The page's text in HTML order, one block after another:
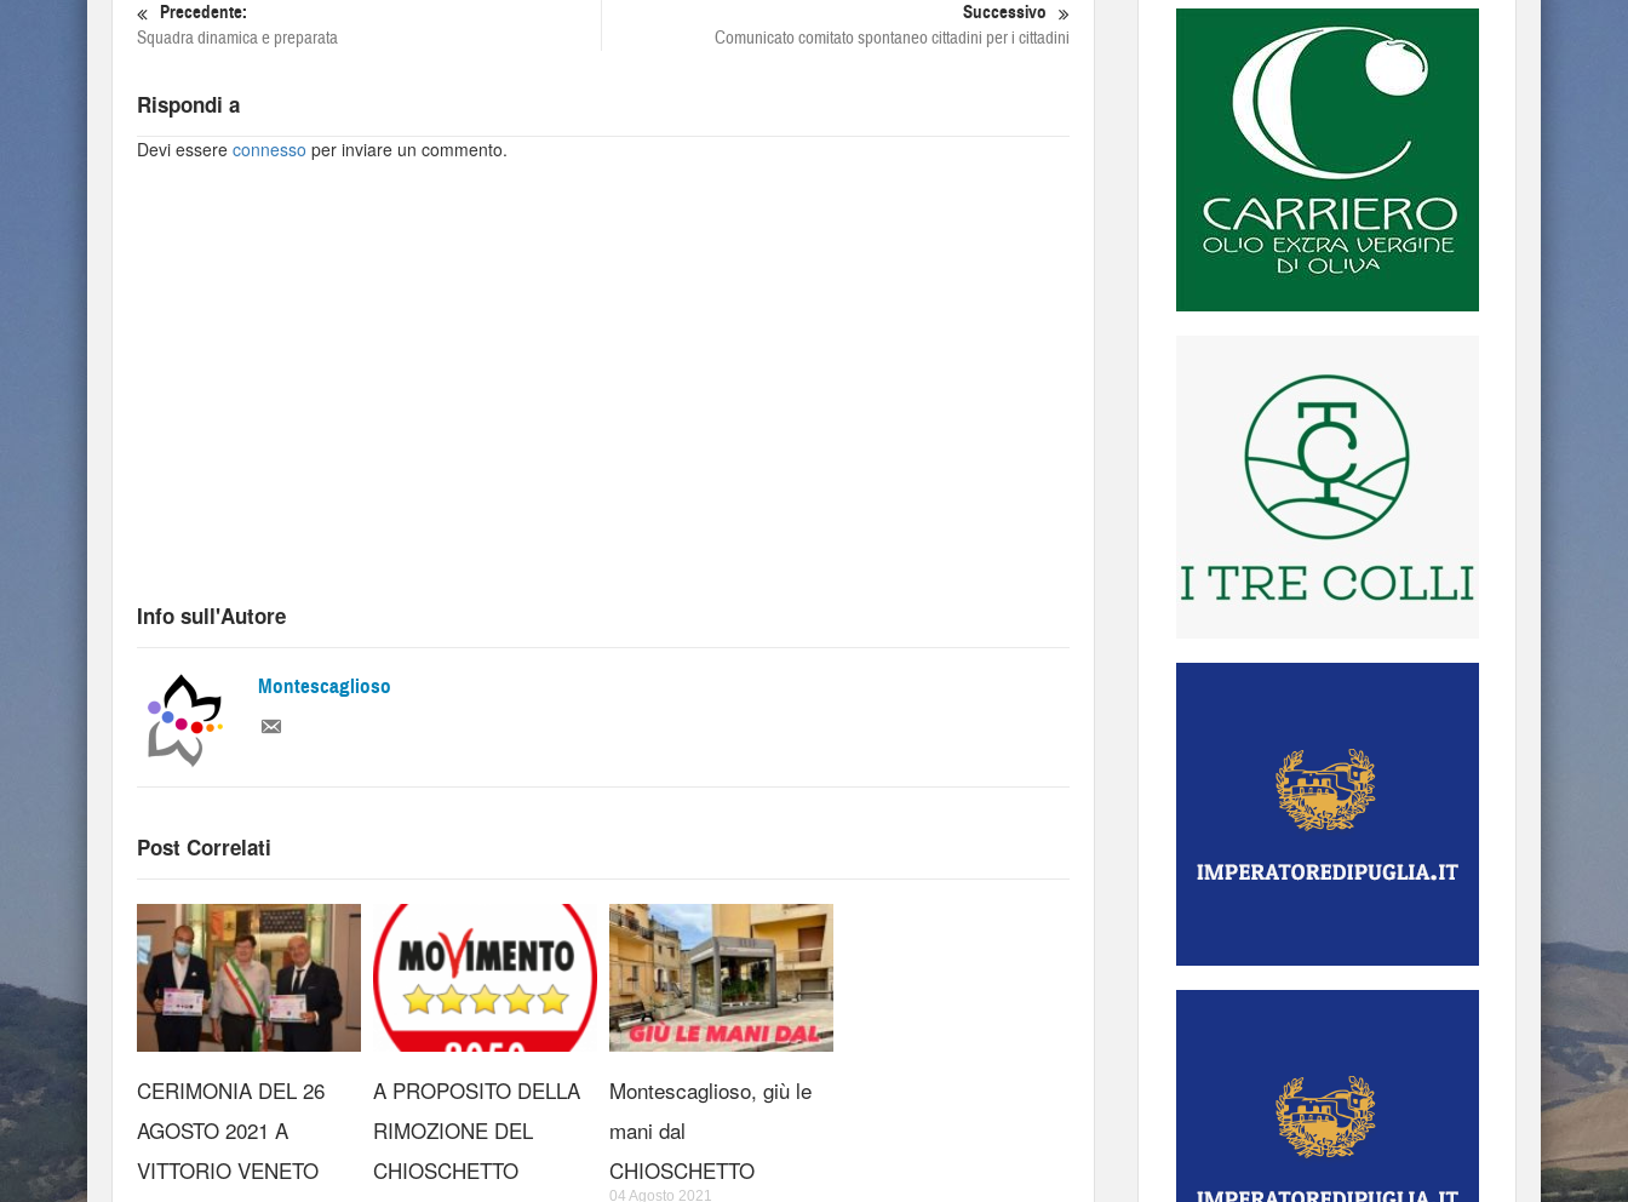
Precedente:
Squadra dinamica e preparata
Successivo
Comunicato comitato spontaneo cittadini per i cittadini
Rispondi a
Devi essere connesso per inviare un commento.
Info sull'Autore
Montescaglioso
Post Correlati
CERIMONIA DEL 26
AGOSTO 2021 A
VITTORIO VENETO
A PROPOSITO DELLA
RIMOZIONE DEL
CHIOSCHETTO
Montescaglioso, giù le
mani dal
CHIOSCHETTO
04 Agosto 2021